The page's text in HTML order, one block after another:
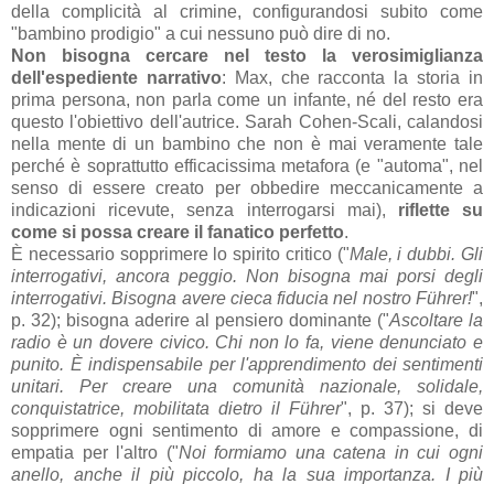
della complicità al crimine, configurandosi subito come
"bambino prodigio" a cui nessuno può dire di no.
Non bisogna cercare nel testo la verosimiglianza
dell'espediente narrativo: Max, che racconta la storia in
prima persona, non parla come un infante, né del resto era
questo l'obiettivo dell'autrice. Sarah Cohen-Scali, calandosi
nella mente di un bambino che non è mai veramente tale
perché è soprattutto efficacissima metafora (e "automa", nel
senso di essere creato per obbedire meccanicamente a
indicazioni ricevute, senza interrogarsi mai), riflette su
come si possa creare il fanatico perfetto.
È necessario sopprimere lo spirito critico ("Male, i dubbi. Gli
interrogativi, ancora peggio. Non bisogna mai porsi degli
interrogativi. Bisogna avere cieca fiducia nel nostro Führer!",
p. 32); bisogna aderire al pensiero dominante ("Ascoltare la
radio è un dovere civico. Chi non lo fa, viene denunciato e
punito. È indispensabile per l'apprendimento dei sentimenti
unitari. Per creare una comunità nazionale, solidale,
conquistatrice, mobilitata dietro il Führer", p. 37); si deve
sopprimere ogni sentimento di amore e compassione, di
empatia per l'altro ("Noi formiamo una catena in cui ogni
anello, anche il più piccolo, ha la sua importanza. I più